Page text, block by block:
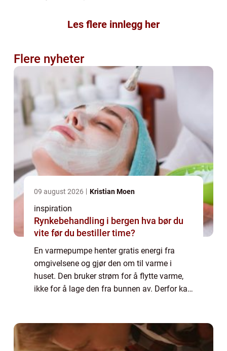
Les flere innlegg her
Flere nyheter
09 august 2026 Kristian Moen
inspiration
Rynkebehandling i bergen hva bør du
vite før du bestiller time?
En varmepumpe henter gratis energi fra
omgivelsene og gjør den om til varme i
huset. Den bruker strøm for å flytte varme,
ikke for å lage den fra bunnen av. Derfor kan
For...